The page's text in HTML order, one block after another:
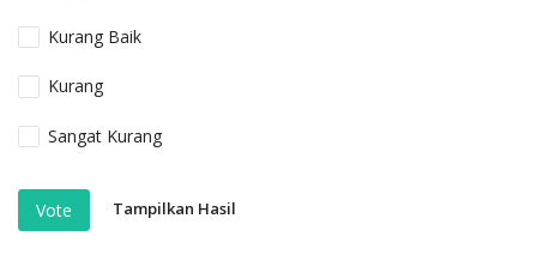
Kurang Baik
Kurang
Sangat Kurang
Vote Tampilkan Hasil